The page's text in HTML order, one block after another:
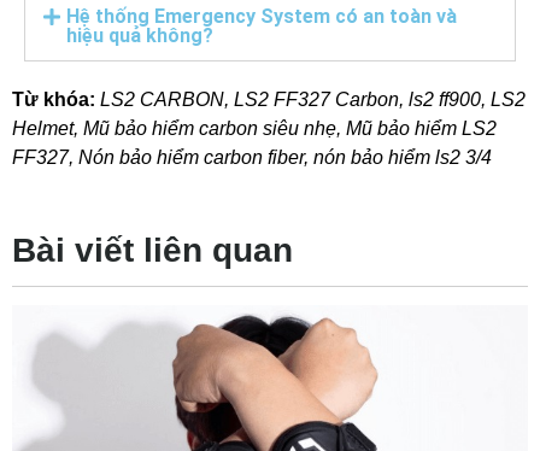
Hệ thống Emergency System có an toàn và
hiệu quả không?
Từ khóa: LS2 CARBON, LS2 FF327 Carbon, ls2 ff900, LS2
Helmet, Mũ bảo hiểm carbon siêu nhẹ, Mũ bảo hiểm LS2
FF327, Nón bảo hiểm carbon fiber, nón bảo hiểm ls2 3/4
Bài viết liên quan